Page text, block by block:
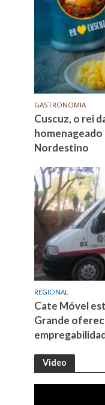
GASTRONOMIA
Cuscuz, o rei
Nordestino
REGIONAL
Cate Móvel
Grande
Video